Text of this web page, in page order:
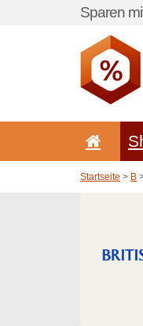
Sparen
Startseite > B